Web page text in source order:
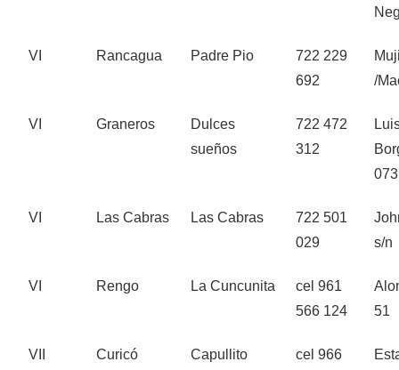
VI Rancagua Padre Pio
722 229
692
/
VI Graneros
Dulces
sueños
722 472
312
VI Las Cabras Las Cabras
722 501
029
s/n
VI Rengo La Cuncunita
cel 961
566 124
51
VII Curicó Capullito
cel 966